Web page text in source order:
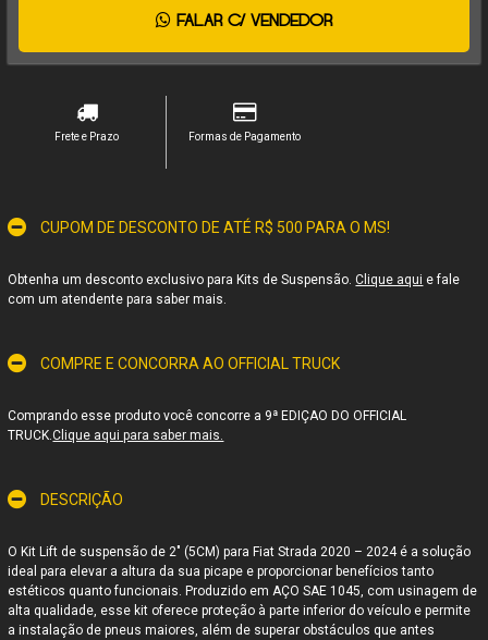
FALAR C/ VENDEDOR
Frete e Prazo Formas de Pagamento
CUPOM DE DESCONTO DE ATÉ R$ 500 PARA O MS!
Obtenha um desconto exclusivo para Kits de Suspensão.Clique aqui e fale
com um atendente para saber mais.
COMPRE E CONCORRA AO OFFICIAL TRUCK
Comprando esse produto você concorre a 9ª EDIÇAO DO OFFICIAL
TRUCK.Clique aqui para saber mais.
DESCRIÇÃO
O Kit Lift de suspensão de 2" (5CM) para Fiat Strada 2020 – 2024 é a solução
ideal para elevar a altura da sua picape e proporcionar benefícios tanto
estéticos quanto funcionais. Produzido em AÇO SAE 1045, com usinagem de
alta qualidade, esse kit oferece proteção à parte inferior do veículo e permite
a instalação de pneus maiores, além de superar obstáculos que antes